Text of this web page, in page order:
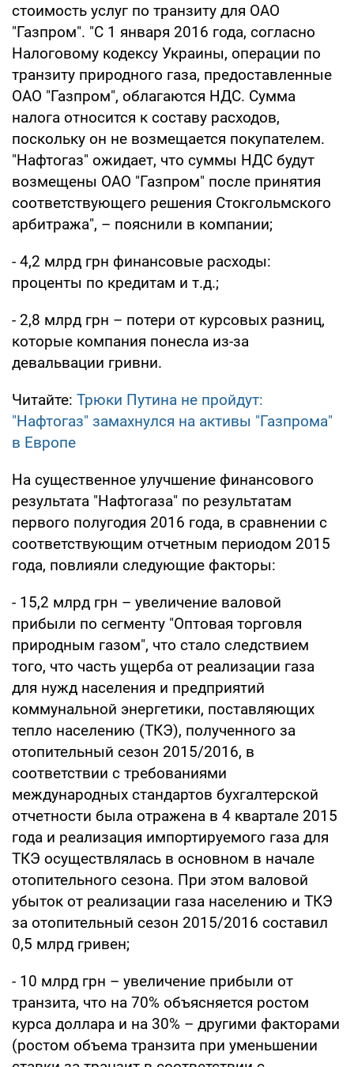
стоимость услуг по транзиту для ОАО
"Газпром". "С 1 января 2016 года, согласно
Налоговому кодексу Украины, операции по
транзиту природного газа, предоставленные
ОАО "Газпром", облагаются НДС. Сумма
налога относится к составу расходов,
поскольку он не возмещается покупателем.
"Нафтогаз" ожидает, что суммы НДС будут
возмещены ОАО "Газпром" после принятия
соответствующего решения Стокгольмского
арбитража", – пояснили в компании;
- 4,2 млрд грн финансовые расходы:
проценты по кредитам и т.д.;
- 2,8 млрд грн – потери от курсовых разниц,
которые компания понесла из-за
девальвации гривни.
Читайте: Трюки Путина не пройдут:
"Нафтогаз" замахнулся на активы "Газпрома"
в Европе
На существенное улучшение финансового
результата "Нафтогаза" по результатам
первого полугодия 2016 года, в сравнении с
соответствующим отчетным периодом 2015
года, повлияли следующие факторы:
- 15,2 млрд грн – увеличение валовой
прибыли по сегменту "Оптовая торговля
природным газом", что стало следствием
того, что часть ущерба от реализации газа
для нужд населения и предприятий
коммунальной энергетики, поставляющих
тепло населению (ТКЭ), полученного за
отопительный сезон 2015/2016, в
соответствии с требованиями
международных стандартов бухгалтерской
отчетности была отражена в 4 квартале 2015
года и реализация импортируемого газа для
ТКЭ осуществлялась в основном в начале
отопительного сезона. При этом валовой
убыток от реализации газа населению и ТКЭ
за отопительный сезон 2015/2016 составил
0,5 млрд гривен;
- 10 млрд грн – увеличение прибыли от
транзита, что на 70% объясняется ростом
курса доллара и на 30% – другими факторами
(ростом объема транзита при уменьшении